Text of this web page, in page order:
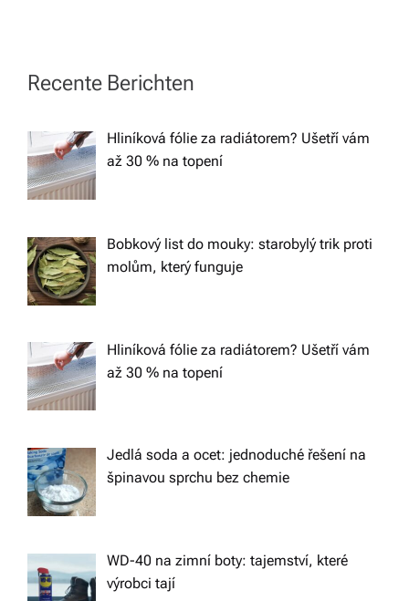
n
v
i
g
a
t
i
o
n
Recente Berichten
Hliníková fólie za radiátorem? Ušetří vám
až 30 % na topení
Bobkový list do mouky: starobylý trik proti
molům, který funguje
Hliníková fólie za radiátorem? Ušetří vám
až 30 % na topení
Jedlá soda a ocet: jednoduché řešení na
špinavou sprchu bez chemie
WD-40 na zimní boty: tajemství, které
výrobci tají